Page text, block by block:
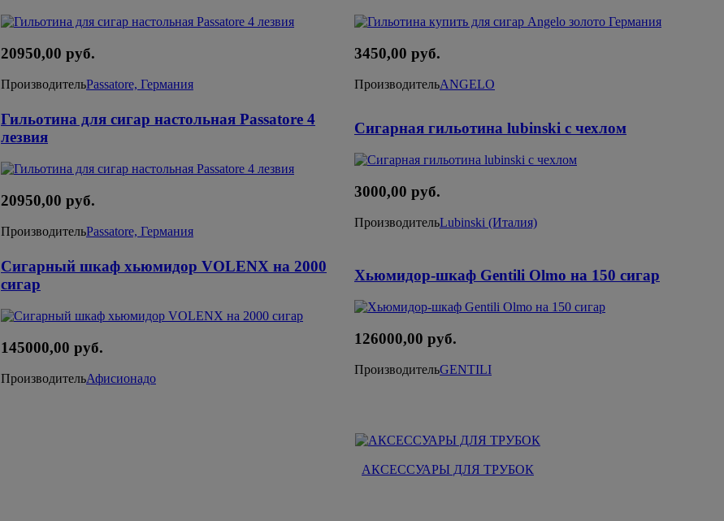
20950,00 руб.
ПроизводительPassatore, Германия
3450,00 руб.
ПроизводительANGELO
Гильотина для сигар настольная Passatore 4
лезвия
20950,00 руб.
ПроизводительPassatore, Германия
Сигарная гильотина lubinski с чехлом
3000,00 руб.
ПроизводительLubinski (Италия)
Сигарный шкаф хьюмидор VOLENX на 2000
сигар
145000,00 руб.
ПроизводительАфисионадо
Хьюмидор-шкаф Gentili Olmo на 150 сигар
126000,00 руб.
ПроизводительGENTILI
АКСЕССУАРЫ ДЛЯ ТРУБОК